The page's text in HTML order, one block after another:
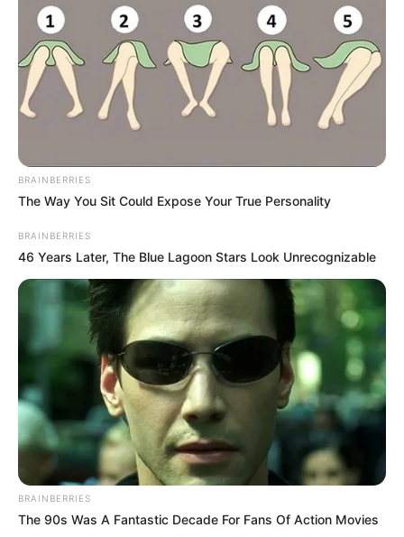
BUZZ DAY
Co-stars Who Lost Control While Kissing Each Other
BRAINBERRIES
The Way You Sit Could Expose Your True Personality
BRAINBERRIES
46 Years Later, The Blue Lagoon Stars Look Unrecognizable
BRAINBERRIES
The 90s Was A Fantastic Decade For Fans Of Action Movies